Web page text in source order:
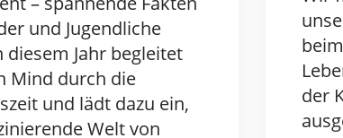
und Jugendliche
diesem Jahr begleitet
Mind durch die
und lädt dazu ein,
Welt von
der